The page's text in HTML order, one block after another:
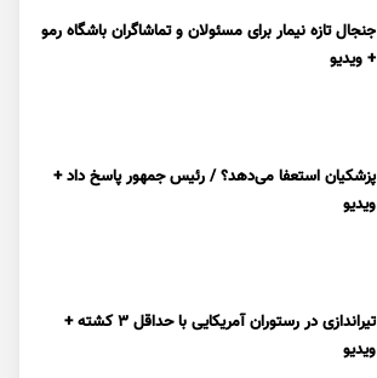
جنجال تازه نیمار برای مسئولان و تماشاگران باشگاه رمو
+ ویدیو
پزشکیان استعفا می‌دهد؟ / رئیس جمهور پاسخ داد +
ویدیو
تیراندازی در رستوران آمریکایی با حداقل ۳ کشته +
ویدیو